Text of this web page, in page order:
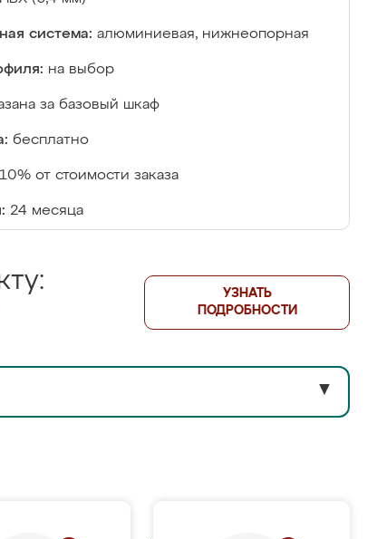
система: алюминиевая, нижнеопорная
на выбор
за базовый шкаф
бесплатно
10% от стоимости заказа
24 месяца
УЗНАТЬ
ПОДРОБНОСТИ
▼